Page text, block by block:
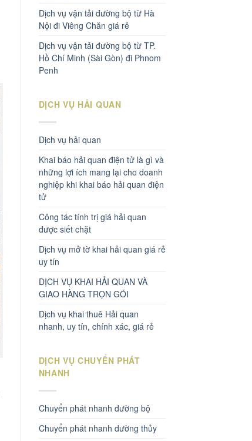
Dịch vụ vận tải đường bộ từ Hà
Nội đi Viêng Chăn giá rẻ
Dịch vụ vận tải đường bộ từ TP.
Hồ Chí Minh (Sài Gòn) đi Phnom
Penh
DỊCH VỤ HẢI QUAN
Dịch vụ hải quan
Khai báo hải quan điện tử là gì và
những lợi ích mang lại cho doanh
nghiệp khi khai báo hải quan điện
tử
Công tác tính trị giá hải quan
được siết chặt
Dịch vụ mở tờ khai hải quan giá rẻ
uy tín
DỊCH VỤ KHAI HẢI QUAN VÀ
GIAO HÀNG TRỌN GÓI
Dịch vụ khai thuê Hải quan
nhanh, uy tín, chính xác, giá rẻ
DỊCH VỤ CHUYỂN PHÁT
NHANH
Chuyển phát nhanh đường bộ
Chuyển phát nhanh dường thủy